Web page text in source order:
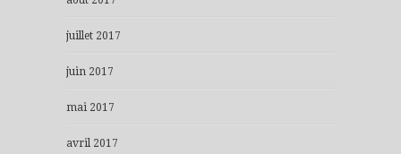
juillet 2017
juin 2017
mai 2017
avril 2017